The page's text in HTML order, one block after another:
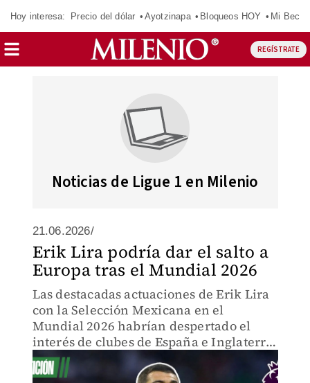
Hoy interesa: Precio del dólar Ayotzinapa Bloqueos HOY Mi Beca
REGÍSTRATE
Noticias de Ligue 1 en Milenio
21.06.2026/
Erik Lira podría dar el salto a
Europa tras el Mundial 2026
Las destacadas actuaciones de Erik Lira
con la Selección Mexicana en el
Mundial 2026 habrían despertado el
interés de clubes de España e Inglaterra,
poniendo en duda su continuidad en
Cruz Azul.